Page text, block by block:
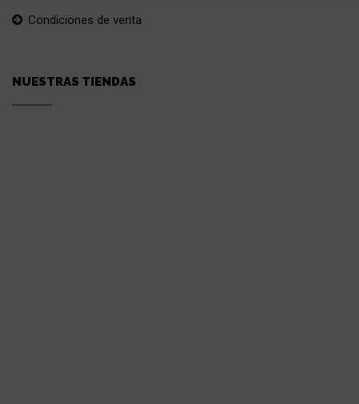
Condiciones de venta
NUESTRAS TIENDAS